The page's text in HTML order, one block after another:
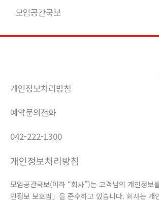
츠
모임공간국보
개인정보처리방침
예약문의전화
042-222-1300
개인정보처리방침
모임공간국보(이하 “회사”)는 고객님의 개인정보
인정보 보호법」을 준수하고 있습니다. 회사는 개